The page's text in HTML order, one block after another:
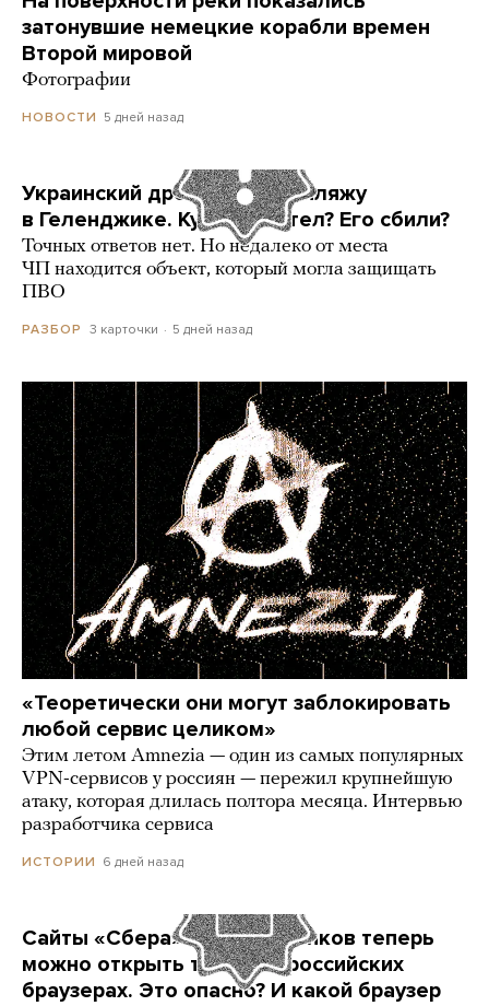
затонувшие немецкие корабли времен
Второй мировой
Фотографии
НОВОСТИ 5 дней назад
Украинский дрон попал по пляжу
в Геленджике. Куда он летел? Его сбили?
Точных ответов нет. Но недалеко от места
ЧП находится объект, который могла защищать
ПВО
РАЗБОР 3 карточки 5 дней назад
«Теоретически они могут заблокировать
любой сервис целиком»
Этим летом Amnezia — один из самых популярных
VPN-сервисов у россиян — пережил крупнейшую
атаку, которая длилась полтора месяца. Интервью
разработчика сервиса
ИСТОРИИ 6 дней назад
Сайты «Сбера» и других банков теперь
можно открыть только в российских
браузерах. Это опасно? И какой браузер